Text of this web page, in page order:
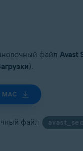
файл Avast
).
файл